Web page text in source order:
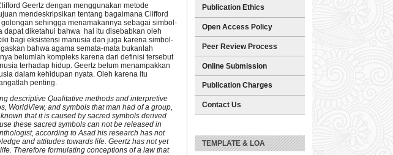
Publication Ethics
Open Access Policy
Peer Review Process
Online Submission
Publication Charges
Contact Us
TEMPLATE & LOA
Geertz dengan menggunakan metode
mendeskripsikan tentang bagaimana Clifford
sehingga menamakannya sebagai simbol-
dapat diketahui bahwa hal itu disebabkan oleh
bagi eksistensi manusia dan juga karena simbol-
bahwa agama semata-mata bukanlah
belumlah kompleks karena dari definisi tersebut
terhadap hidup. Geertz belum menampakkan
dalam kehidupan nyata. Oleh karena itu
penting.
descriptive Qualitative methods and interpretive
WorldView, and symbols that man had of a group,
that it is caused by sacred symbols derived
these sacred symbols can not be released in
according to Asad his research has not
and attitudes towards life. Geertz has not yet
Therefore formulating conceptions of a law that